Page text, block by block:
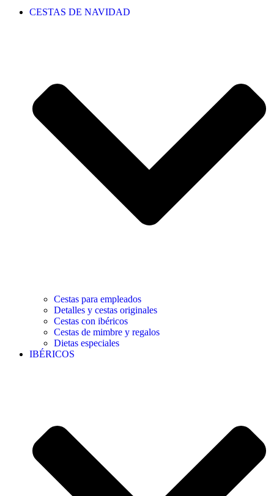
CESTAS DE NAVIDAD
Cestas para empleados
Detalles y cestas originales
Cestas con ibéricos
Cestas de mimbre y regalos
Dietas especiales
IBÉRICOS